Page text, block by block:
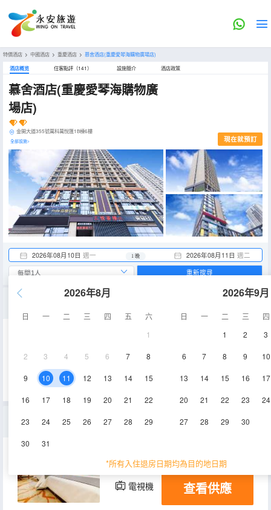
特價酒店 > 中國酒店 > 重慶酒店 > 慕舍酒店(重慶愛琴海購物廣場店)
酒店概览 住客點評（141） 設施簡介 酒店政策
慕舍酒店(重慶愛琴海購物廣
場店)
金開大道355號萬科萬悅匯1B棟6樓
全部設施> 現在就預訂
2026年08月10日 週一 2026年08月11日 週二
1 晚
2026年8月
日 一 二 三 四 五
六
1
2 3 4 5 6 7 8
9 10 11 12 13 14 15
16 17 18 19 20 21 22
23 24 25 26 27 28 29
30 31
2026年9月
日 一 二 三
四
1
2 3
6 7 8 9 10
13 14 15 16 17
20 21 22 23 24
27 28 29 30
*所有入住退房日期均為目的地日期
重新搜尋
空調
雅緻雙床房
35㎡ 6層 空調
電視機 查看供應